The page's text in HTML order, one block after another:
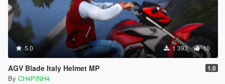
5.0 1 393 10
AGV Blade Italy Helmet MP 1.0
By CH4PINH4